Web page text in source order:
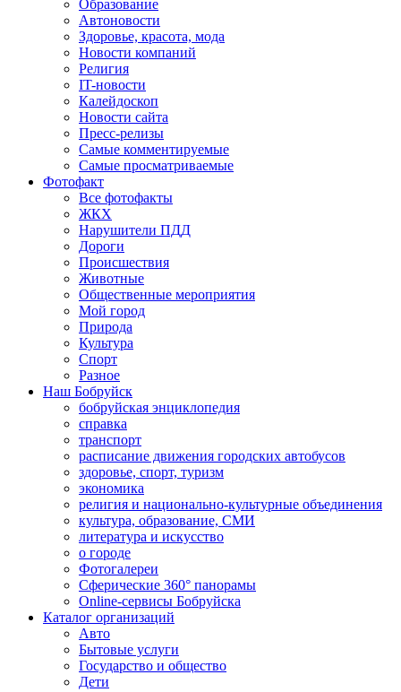
Образование
Автоновости
Здоровье, красота, мода
Новости компаний
Религия
IT-новости
Калейдоскоп
Новости сайта
Пресс-релизы
Самые комментируемые
Самые просматриваемые
Фотофакт
Все фотофакты
ЖКХ
Нарушители ПДД
Дороги
Происшествия
Животные
Общественные мероприятия
Мой город
Природа
Культура
Спорт
Разное
Наш Бобруйск
бобруйская энциклопедия
справка
транспорт
расписание движения городских автобусов
здоровье, спорт, туризм
экономика
религия и национально-культурные объединения
культура, образование, СМИ
литература и искусство
о городе
Фотогалереи
Сферические 360° панорамы
Online-сервисы Бобруйска
Каталог организаций
Авто
Бытовые услуги
Государство и общество
Дети